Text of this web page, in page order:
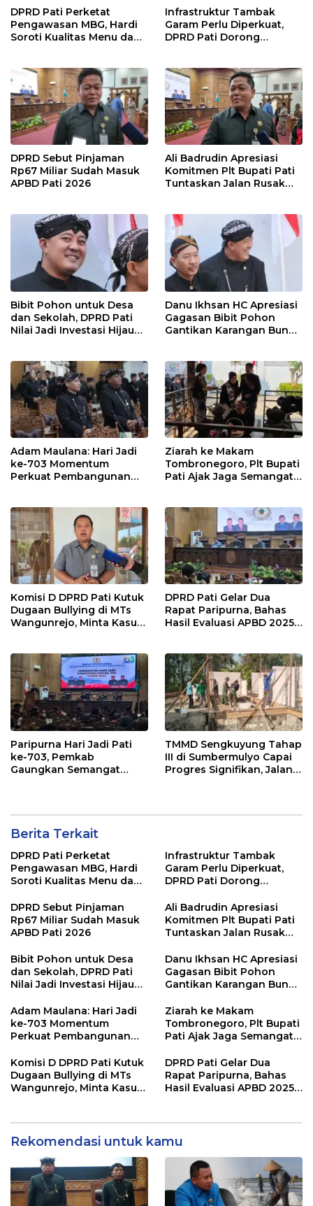
DPRD Pati Perketat
Pengawasan MBG, Hardi
Soroti Kualitas Menu dan
Infrastruktur Tambak
Garam Perlu Diperkuat,
DPRD Pati Dorong
DPRD Sebut Pinjaman
Rp67 Miliar Sudah Masuk
APBD Pati 2026
Ali Badrudin Apresiasi
Komitmen Plt Bupati Pati
Tuntaskan Jalan Rusak
Bibit Pohon untuk Desa
dan Sekolah, DPRD Pati
Nilai Jadi Investasi Hijau
Danu Ikhsan HC Apresiasi
Gagasan Bibit Pohon
Gantikan Karangan Bunga
Adam Maulana: Hari Jadi
ke-703 Momentum
Perkuat Pembangunan
Ziarah ke Makam
Tombronegoro, Plt Bupati
Pati Ajak Jaga Semangat
Berkualitas
Komisi D DPRD Pati Kutuk
Dugaan Bullying di MTs
Wangunrejo, Minta Kasus
DPRD Pati Gelar Dua
Rapat Paripurna, Bahas
Hasil Evaluasi APBD 2025
Paripurna Hari Jadi Pati
ke-703, Pemkab
Gaungkan Semangat
TMMD Sengkuyung Tahap
III di Sumbermulyo Capai
Progres Signifikan, Jalan
Berita Terkait
DPRD Pati Perketat
Pengawasan MBG, Hardi
Soroti Kualitas Menu dan
Infrastruktur Tambak
Garam Perlu Diperkuat,
DPRD Pati Dorong
Dukungan Lebih Serius
DPRD Sebut Pinjaman
Rp67 Miliar Sudah Masuk
APBD Pati 2026
Ali Badrudin Apresiasi
Komitmen Plt Bupati Pati
Tuntaskan Jalan Rusak
Bibit Pohon untuk Desa
dan Sekolah, DPRD Pati
Nilai Jadi Investasi Hijau
Danu Ikhsan HC Apresiasi
Gagasan Bibit Pohon
Gantikan Karangan Bunga
Adam Maulana: Hari Jadi
ke-703 Momentum
Perkuat Pembangunan
Masyarakat Pati
Ziarah ke Makam
Tombronegoro, Plt Bupati
Pati Ajak Jaga Semangat
Pelayanan Publik
Berkualitas
Komisi D DPRD Pati Kutuk
Dugaan Bullying di MTs
Wangunrejo, Minta Kasus
DPRD Pati Gelar Dua
Rapat Paripurna, Bahas
Hasil Evaluasi APBD 2025
Rekomendasi untuk kamu